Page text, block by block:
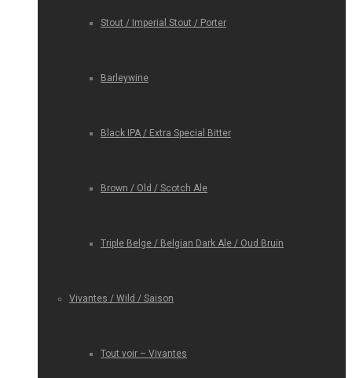
Stout / Imperial Stout / Porter
Barleywine
Black IPA / Extra Special Bitter
Brown / Old / Scotch Ale
Triple Belge / Belgian Dark Ale / Oud Bruin
Vivantes / Wild / Saison
Tout voir – Vivantes